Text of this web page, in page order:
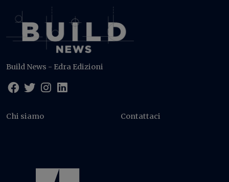
Build News - Edra Edizioni
Chi siamo Contattaci